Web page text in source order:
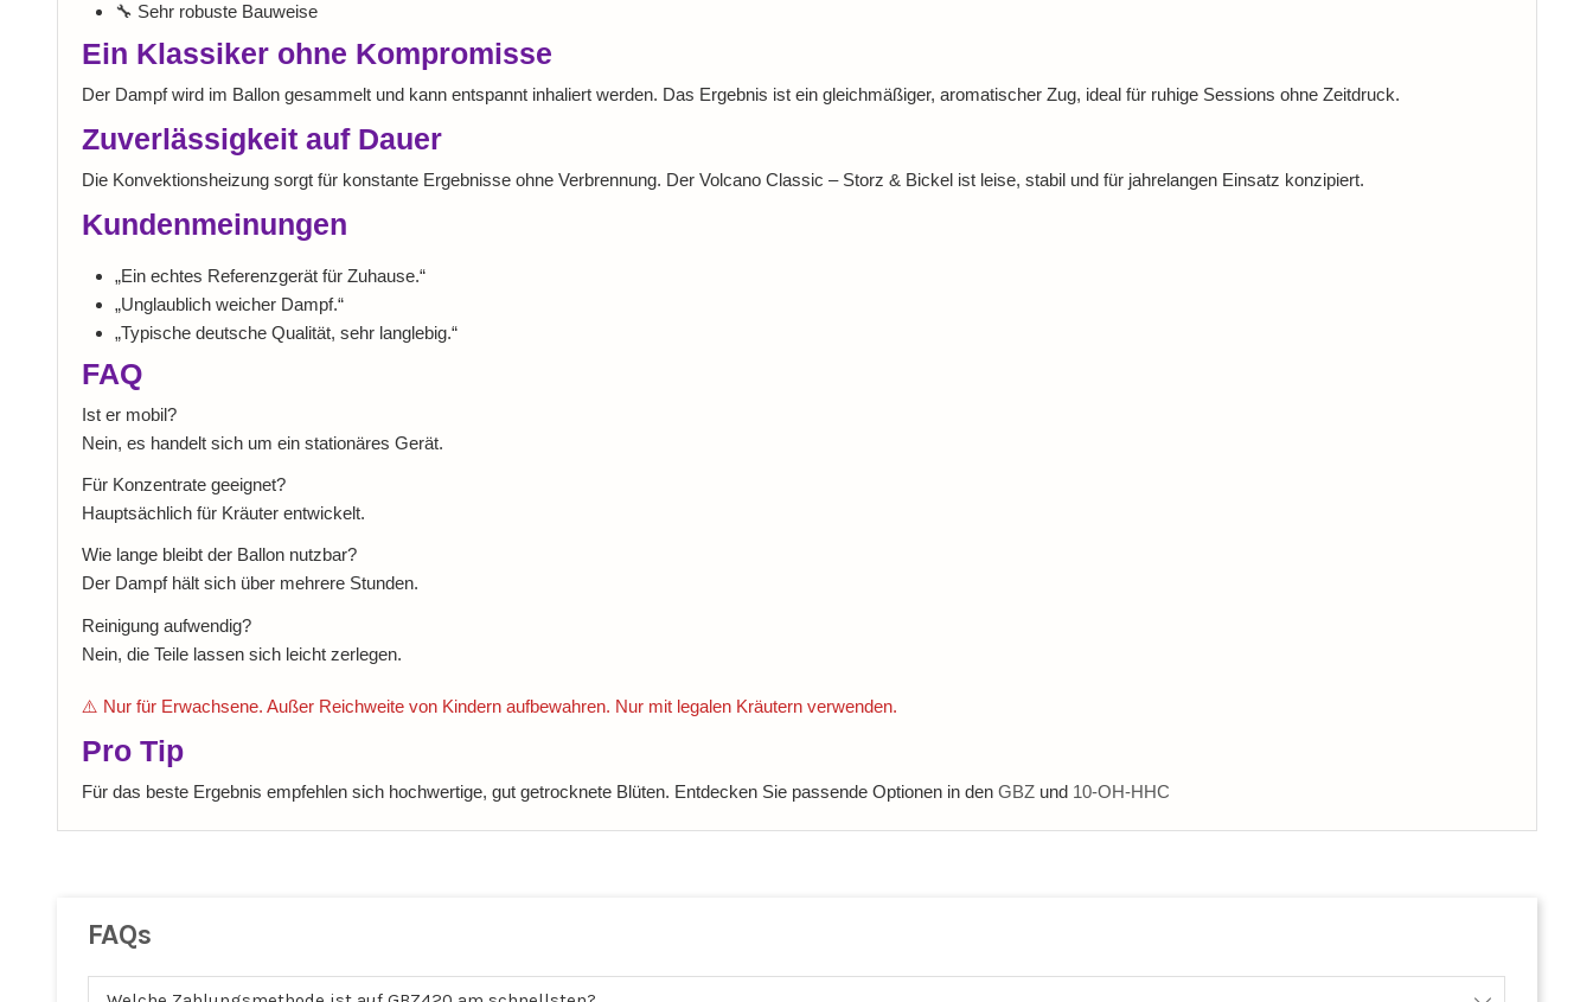
🔧 Sehr robuste Bauweise
Ein Klassiker ohne Kompromisse
Der Dampf wird im Ballon gesammelt und kann entspannt inhaliert werden. Das Ergebnis ist ein gleichmäßiger, aromatischer Zug, ideal für ruhige Sessions ohne Zeitdruck.
Zuverlässigkeit auf Dauer
Die Konvektionsheizung sorgt für konstante Ergebnisse ohne Verbrennung. Der Volcano Classic – Storz & Bickel ist leise, stabil und für jahrelangen Einsatz konzipiert.
Kundenmeinungen
„Ein echtes Referenzgerät für Zuhause.“
„Unglaublich weicher Dampf.“
„Typische deutsche Qualität, sehr langlebig.“
FAQ
Ist er mobil?
Nein, es handelt sich um ein stationäres Gerät.
Für Konzentrate geeignet?
Hauptsächlich für Kräuter entwickelt.
Wie lange bleibt der Ballon nutzbar?
Der Dampf hält sich über mehrere Stunden.
Reinigung aufwendig?
Nein, die Teile lassen sich leicht zerlegen.
⚠️ Nur für Erwachsene. Außer Reichweite von Kindern aufbewahren. Nur mit legalen Kräutern verwenden.
Pro Tip
Für das beste Ergebnis empfehlen sich hochwertige, gut getrocknete Blüten. Entdecken Sie passende Optionen in den GBZund 10-OH-HHC
FAQs